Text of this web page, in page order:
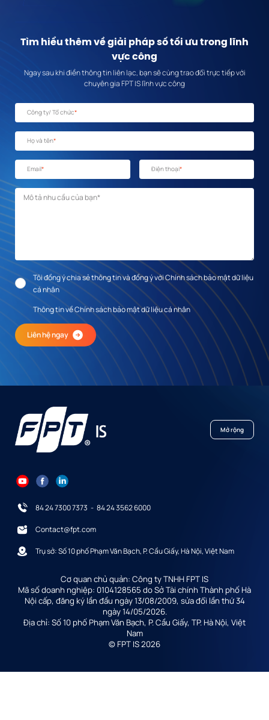
Tìm hiểu thêm về giải pháp số tối ưu trong lĩnh
vực công
Ngay sau khi điền thông tin liên lạc, bạn sẽ cùng trao đổi trực tiếp với
chuyên gia FPT IS lĩnh vực công
Công ty/ Tổ chức*
Họ và tên*
Email* Điện thoại*
Mô tả nhu cầu *
Tôi đồng ý chia sẻ thông tin và đồng ý với Chính sách bảo mật dữ liệu
cá nhân
Thông tin về Chính sách bảo mật dữ liệu cá nhân
Liên hệ ngay
Mở rộng
84 24 7300 7373 - 84 24 3562 6000
Contact@fpt.com
Trụ sở: Số 10 phố Phạm Văn Bạch, P. Cầu Giấy, Hà Nội, Việt Nam
Cơ quan chủ quản: Công ty TNHH FPT IS
Mã số doanh nghiệp: 0104128565 do Sở Tài chính Thành phố Hà
Nội cấp, đăng ký lần đầu ngày 13/08/2009, sửa đổi lần thứ 34
ngày 14/05/2026.
Địa chỉ: Số 10 phố Phạm Văn Bạch, P. Cầu Giấy, TP. Hà Nội, Việt
Nam
© FPT IS 2026